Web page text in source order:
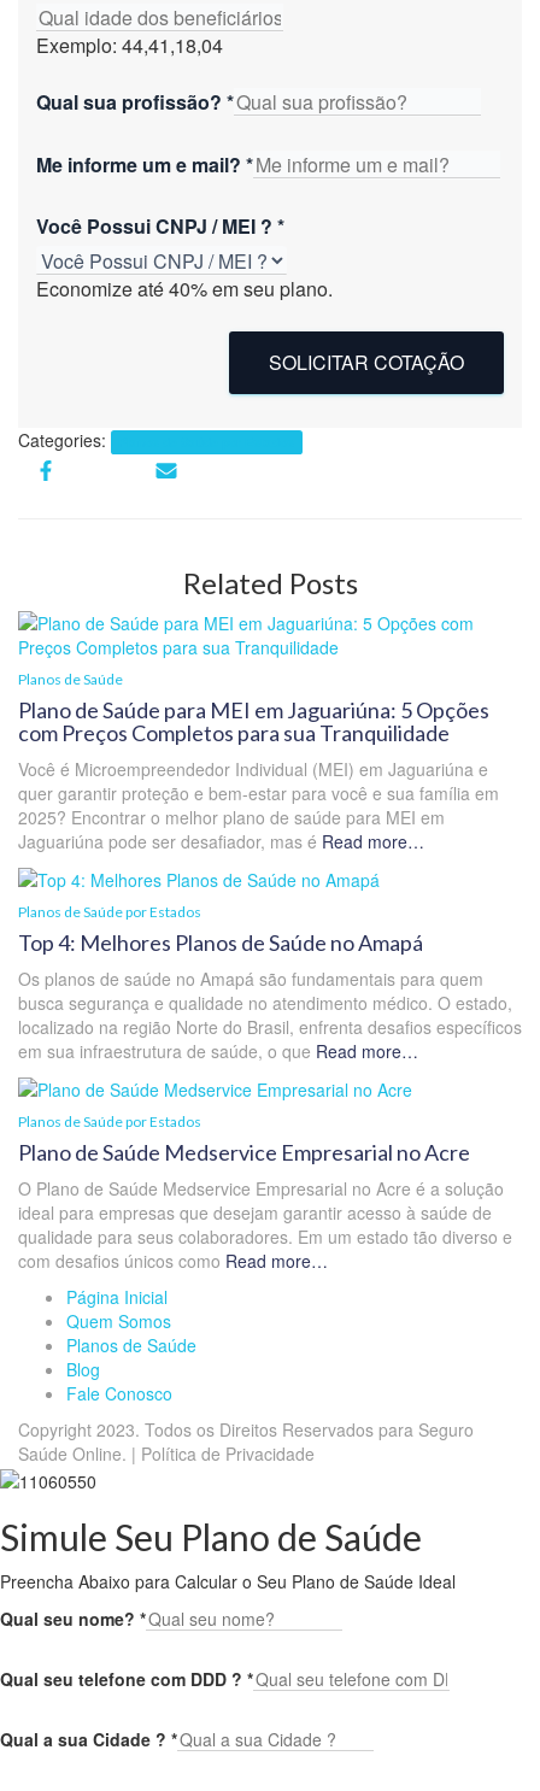
Exemplo: 44,41,18,04
Qual sua profissão? *
Me informe um e mail? *
Você Possui CNPJ / MEI ? *
Economize até 40% em seu plano.
SOLICITAR COTAÇÃO
Categories:
Related Posts
Planos de Saúde
Plano de Saúde para MEI em Jaguariúna: 5 Opções
com Preços Completos para sua Tranquilidade
Você é Microempreendedor Individual (MEI) em Jaguariúna e
quer garantir proteção e bem-estar para você e sua família em
2025? Encontrar o melhor plano de saúde para MEI em
Jaguariúna pode ser desafiador, mas é Read more…
Planos de Saúde por Estados
Top 4: Melhores Planos de Saúde no Amapá
Os planos de saúde no Amapá são fundamentais para quem
busca segurança e qualidade no atendimento médico. O estado,
localizado na região Norte do Brasil, enfrenta desafios específicos
em sua infraestrutura de saúde, o que Read more…
Planos de Saúde por Estados
Plano de Saúde Medservice Empresarial no Acre
O Plano de Saúde Medservice Empresarial no Acre é a solução
ideal para empresas que desejam garantir acesso à saúde de
qualidade para seus colaboradores. Em um estado tão diverso e
com desafios únicos como Read more…
Página Inicial
Quem Somos
Planos de Saúde
Blog
Fale Conosco
Copyright 2023. Todos os Direitos Reservados para Seguro
Saúde Online. | Política de Privacidade
Simule Seu Plano de Saúde
Preencha Abaixo para Calcular o Seu Plano de Saúde Ideal
Qual seu nome? *
Qual seu telefone com DDD ? *
Qual a sua Cidade ? *